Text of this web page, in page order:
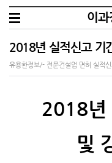
이과
2018년 실적신고 기
유용한정보/- 전문건설업 면허 실적
2018년
및